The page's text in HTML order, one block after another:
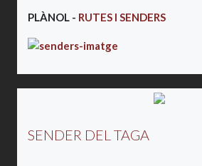
PLÀNOL - RUTES I SENDERS
SENDER DEL TAGA